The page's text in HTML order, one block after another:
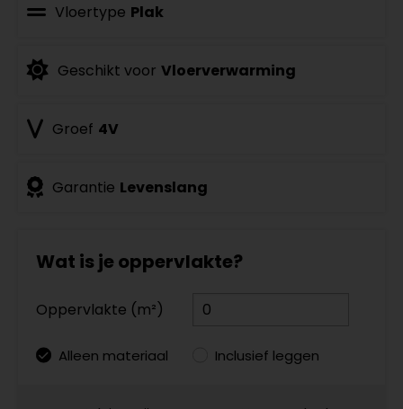
Vloertype Plak
Geschikt voor Vloerverwarming
Groef 4V
Garantie Levenslang
Wat is je oppervlakte?
Oppervlakte (m²)
Alleen materiaal Inclusief leggen